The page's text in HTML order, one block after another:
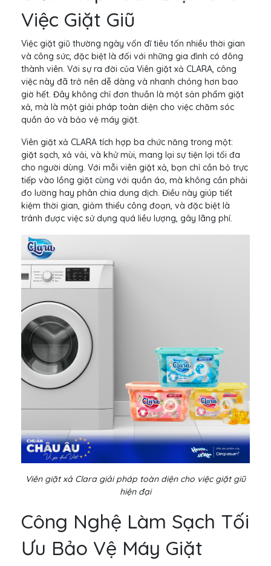
Việc Giặt Giũ
Việc giặt giũ thường ngày vốn dĩ tiêu tốn nhiều thời gian
và công sức, đặc biệt là đối với những gia đình có đông
thành viên. Với sự ra đời của Viên giặt xả CLARA, công
việc này đã trở nên dễ dàng và nhanh chóng hơn bao
giờ hết. Đây không chỉ đơn thuần là một sản phẩm giặt
xả, mà là một giải pháp toàn diện cho việc chăm sóc
quần áo và bảo vệ máy giặt.
Viên giặt xả CLARA tích hợp ba chức năng trong một:
giặt sạch, xả vải, và khử mùi, mang lại sự tiện lợi tối đa
cho người dùng. Với mỗi viên giặt xả, bạn chỉ cần bỏ trực
tiếp vào lồng giặt cùng với quần áo, mà không cần phải
đo lường hay phân chia dung dịch. Điều này giúp tiết
kiệm thời gian, giảm thiểu công đoạn, và đặc biệt là
tránh được việc sử dụng quá liều lượng, gây lãng phí.
Viên giặt xả Clara giải pháp toàn diện cho việc giặt giũ
hiện đại
Công Nghệ Làm Sạch Tối
Ưu Bảo Vệ Máy Giặt